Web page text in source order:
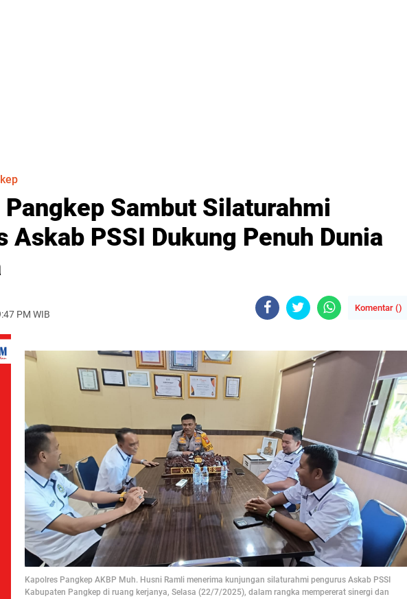
Sambut Silaturahmi
Askab PSSI Dukung Penuh Dunia
PM WIB
Komentar ()
Kapolres Pangkep AKBP Muh. Husni Ramli menerima kunjungan silaturahmi pengurus Askab PSSI
Kabupaten Pangkep di ruang kerjanya, Selasa (22/7/2025), dalam rangka mempererat sinergi dan